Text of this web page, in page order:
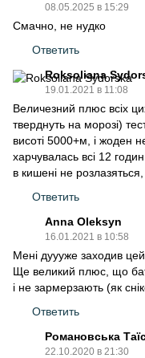
08.05.2025 в 15:29
Смачно, не нудко
Ответить
Roksoliana
19.01.2021 в 11:08
Величезний плюс всіх
тверднуть на морозі)
висоті 5000+м, і жоден
харчувалась всі 12
в кишені не розлазяться,
Ответить
Anna Oleksyn
16.01.2021 в 10:58
Мені дуууже заходив
Ще великий плюс, що
і не зармерзають (як
Ответить
Романовська
22.10.2020 в 21:30